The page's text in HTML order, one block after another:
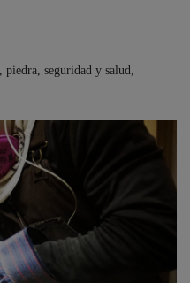
piedra seguridad y salud